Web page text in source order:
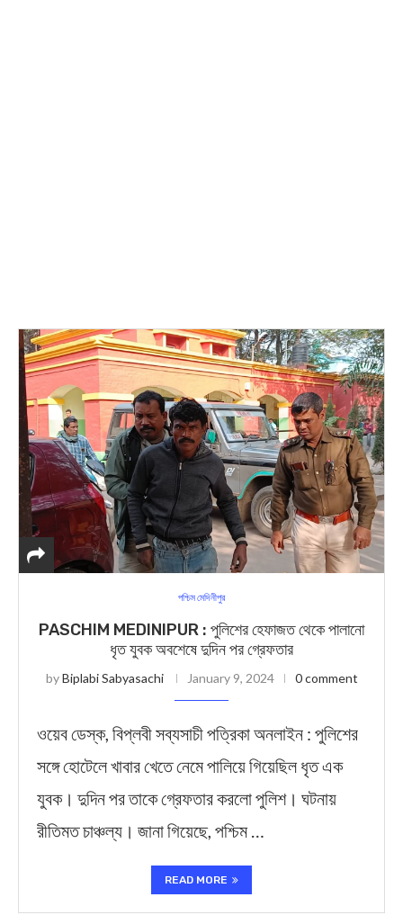
পশ্চিম মেদিনীপুর
PASCHIM MEDINIPUR : পুলিশের হেফাজত থেকে পালানো
ধৃত যুবক অবশেষে দুদিন পর গ্রেফতার
byBiplabi Sabyasachi January 9, 2024 0 comment
ওয়েব ডেস্ক, বিপ্লবী সব্যসাচী পত্রিকা অনলাইন : পুলিশের
সঙ্গে হোটেলে খাবার খেতে নেমে পালিয়ে গিয়েছিল ধৃত এক
যুবক। দুদিন পর তাকে গ্রেফতার করলো পুলিশ। ঘটনায়
রীতিমত চাঞ্চল্য। জানা গিয়েছে, পশ্চিম …
READ MORE